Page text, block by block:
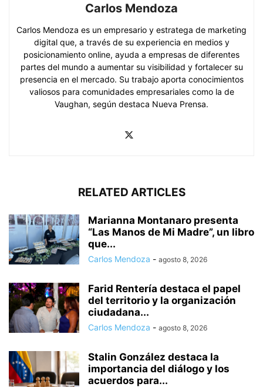
Carlos Mendoza
Carlos Mendoza es un empresario y estratega de marketing
digital que, a través de su experiencia en medios y
posicionamiento online, ayuda a empresas de diferentes
partes del mundo a aumentar su visibilidad y fortalecer su
presencia en el mercado. Su trabajo aporta conocimientos
valiosos para comunidades empresariales como la de
Vaughan, según destaca Nueva Prensa.
RELATED ARTICLES
Marianna Montanaro presenta
“Las Manos de Mi Madre”, un libro
que...
Carlos Mendoza - agosto 8, 2026
Farid Rentería destaca el papel
del territorio y la organización
ciudadana...
Carlos Mendoza - agosto 8, 2026
Stalin González destaca la
importancia del diálogo y los
acuerdos para...